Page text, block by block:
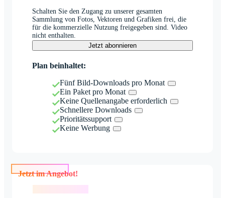
Schalten Sie den Zugang zu unserer gesamten
Sammlung von Fotos, Vektoren und Grafiken frei, die
für die kommerzielle Nutzung freigegeben sind. Video
nicht enthalten.
Jetzt abonnieren
Plan beinhaltet:
Fünf Bild-Downloads pro Monat
Ein Paket pro Monat
Keine Quellenangabe erforderlich
Schnellere Downloads
Prioritätssupport
Keine Werbung
Jetzt im Angebot!